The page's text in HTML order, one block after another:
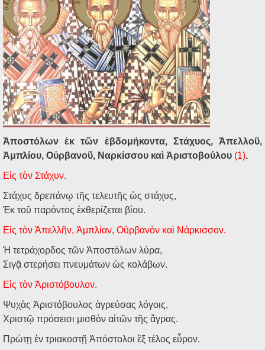
Ἀποστόλων ἐκ τῶν ἑβδομήκοντα, Στάχυος, Ἀπελλοῦ,
Ἀμπλίου, Οὐρβανοῦ, Ναρκίσσου καὶ Ἀριστοβούλου (1).
Εἰς τὸν Στάχυν.
Στάχυς δρεπάνῳ τῆς τελευτῆς ὡς στάχυς,
Ἐκ τοῦ παρόντος ἐκθερίζεται βίου.
Εἰς τὸν Ἀπελλῆν, Ἀμπλίαν, Οὐρβανὸν καὶ Νάρκισσον.
Ἡ τετράχορδος τῶν Ἀποστόλων λύρα,
Σιγᾷ στερήσει πνευμάτων ὡς κολάβων.
Εἰς τὸν Ἀριστόβουλον.
Ψυχὰς Ἀριστόβουλος ἀγρεύσας λόγοις,
Χριστῷ πρόσεισι μισθὸν αἰτῶν τῆς ἄγρας.
Πρώτῃ ἐν τριακοστῇ Ἀπόστολοι ἓξ τέλος εὗρον.